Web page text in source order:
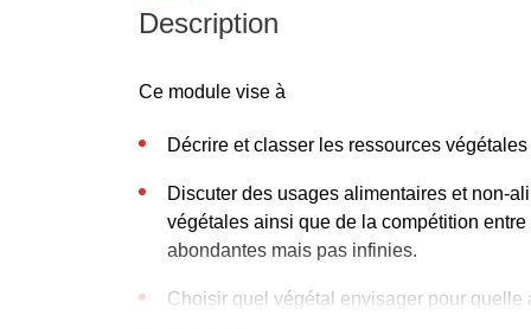
Description
Ce module vise à
Décrire et classer les ressources
Discuter des usages alimentaires et non-
végétales ainsi que de la compétition
abondantes mais pas infinies.
Choisir quel végétal envisager pour quelle